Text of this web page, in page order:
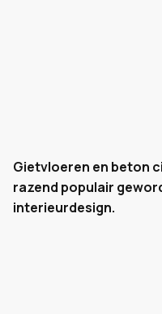
Gietvloeren en beton
razend populair
interieurdesign.